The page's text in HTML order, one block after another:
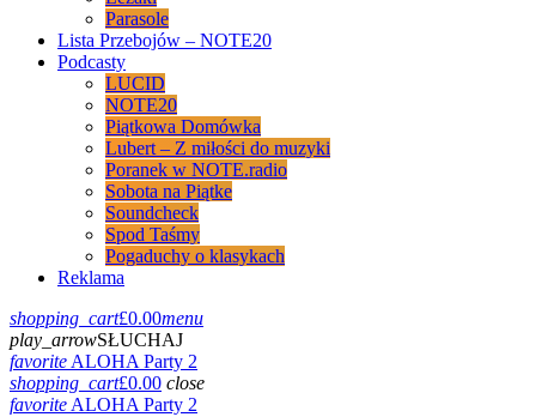
Parasole
Lista Przebojów – NOTE20
Podcasty
LUCID
NOTE20
Piątkowa Domówka
Lubert – Z miłości do muzyki
Poranek w NOTE.radio
Sobota na Piątke
Soundcheck
Spod Taśmy
Pogaduchy o klasykach
Reklama
shopping_cart£0.00menu
play_arrowSŁUCHAJ
favoriteALOHA Party 2
shopping_cart£0.00 close
favoriteALOHA Party 2